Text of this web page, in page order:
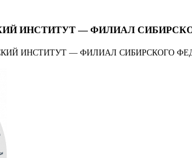
ИНСТИТУТ — ФИЛИАЛ
ИНСТИТУТ — ФИЛИАЛ СИБИРСКОГО